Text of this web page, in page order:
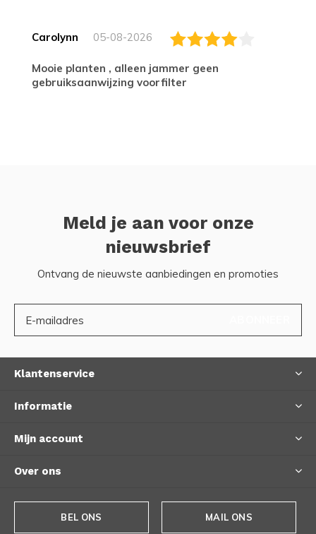
Carolynn 05-08-2026
Mooie planten , alleen jammer geen
gebruiksaanwijzing voorfilter
Meld je aan voor onze
nieuwsbrief
Ontvang de nieuwste aanbiedingen en promoties
Klantenservice
Informatie
Mijn account
Over ons
BEL ONS MAIL ONS